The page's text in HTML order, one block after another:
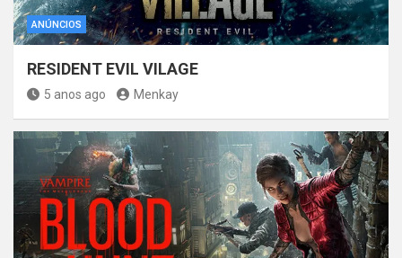
ANÚNCIOS
RESIDENT EVIL VILAGE
5 anos ago Menkay